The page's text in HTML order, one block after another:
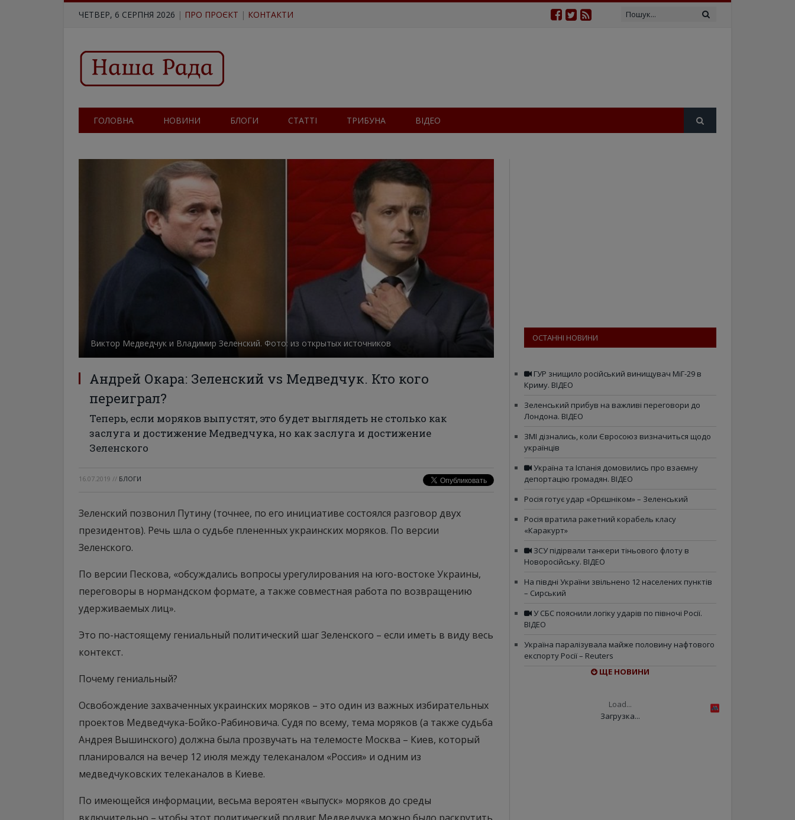
ЧЕТВЕР, 6 СЕРПНЯ 2026 | ПРО ПРОЄКТ | КОНТАКТИ
ГОЛОВНА НОВИНИ БЛОГИ СТАТТІ ТРИБУНА ВІДЕО
Виктор Медведчук и Владимир Зеленский. Фото: из открытых источников
Андрей Окара: Зеленский vs Медведчук. Кто кого
переиграл?
Теперь, если моряков выпустят, это будет выглядеть не столько как
заслуга и достижение Медведчука, но как заслуга и достижение
Зеленского
16.07.2019 // БЛОГИ
Зеленский позвонил Путину (точнее, по его инициативе состоялся разговор двух
президентов). Речь шла о судьбе плененных украинских моряков. По версии
Зеленского.
По версии Пескова, «обсуждались вопросы урегулирования на юго-востоке Украины,
переговоры в нормандском формате, а также совместная работа по возвращению
удерживаемых лиц».
Это по-настоящему гениальный политический шаг Зеленского – если иметь в виду весь
контекст.
Почему гениальный?
Освобождение захваченных украинских моряков – это один из важных избирательных
проектов Медведчука-Бойко-Рабиновича. Судя по всему, тема моряков (а также судьба
Андрея Вышинского) должна была прозвучать на телемосте Москва – Киев, который
планировался на вечер 12 июля между телеканалом «Россия» и одним из
медведчуковских телеканалов в Киеве.
По имеющейся информации, весьма вероятен «выпуск» моряков до среды
ОСТАННІ НОВИНИ
ГУР знищило російський винищувач МіГ-29 в
Криму. ВІДЕО
Зеленський прибув на важливі переговори до
Лондона. ВІДЕО
ЗМІ дізнались, коли Євросоюз визначиться щодо
українців
Україна та Іспанія домовились про взаємну
депортацію громадян. ВІДЕО
Росія готує удар «Орєшніком» – Зеленський
Росія вратила ракетний корабель класу
«Каракурт»
ЗСУ підірвали танкери тіньового флоту в
Новоросійську. ВІДЕО
На півдні України звільнено 12 населених пунктів
– Сирський
У СБС пояснили логіку ударів по півночі Росії.
ВІДЕО
Україна паралізувала майже половину нафтового
експорту Росії – Reuters
ЩЕ НОВИНИ
Load...
Загрузка...